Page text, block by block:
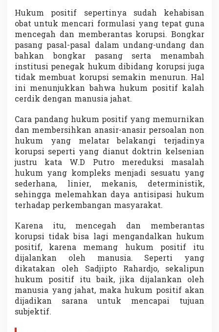
Hukum positif sepertinya sudah kehabisan
obat untuk mencari formulasi yang tepat guna
mencegah dan memberantas korupsi. Bongkar
pasang pasal-pasal dalam undang-undang dan
bahkan bongkar pasang serta menambah
institusi penegak hukum dibidang korupsi juga
tidak membuat korupsi semakin menurun. Hal
ini menunjukkan bahwa hukum positif kalah
cerdik dengan manusia jahat.
Cara pandang hukum positif yang memurnikan
dan membersihkan anasir-anasir persoalan non
hukum yang melatar belakangi terjadinya
korupsi seperti yang dianut doktrin kelsenian
justru kata W.D Putro mereduksi masalah
hukum yang kompleks menjadi sesuatu yang
sederhana, linier, mekanis, deterministik,
sehingga melemahkan daya antisipasi hukum
terhadap perkembangan masyarakat.
Karena itu, mencegah dan memberantas
korupsi tidak bisa lagi mengandalkan hukum
positif, karena memang hukum positif itu
dijalankan oleh manusia. Seperti yang
dikatakan oleh Sadjipto Rahardjo, sekalipun
hukum positif itu baik, jika dijalankan oleh
manusia yang jahat, maka hukum positif akan
dijadikan sarana untuk mencapai tujuan
subjektif.